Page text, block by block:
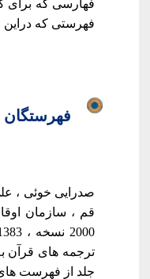
فهارسی که برای
فهرستی که
صدرایی خوئی ،
قم ، سازمان
جلد از فهرست های کتابخانه های